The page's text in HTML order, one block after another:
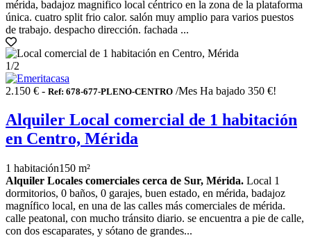
mérida, badajoz magnifico local céntrico en la zona de la plataforma
única. cuatro split frio calor. salón muy amplio para varios puestos
de trabajo. despacho dirección. fachada ...
1/2
2.150 € - Ref: 678-677-PLENO-CENTRO /Mes Ha bajado 350 €!
Alquiler Local comercial de 1 habitación
en Centro, Mérida
1 habitación150 m²
Alquiler Locales comerciales cerca de Sur, Mérida. Local 1
dormitorios, 0 baños, 0 garajes, buen estado, en mérida, badajoz
magnífico local, en una de las calles más comerciales de mérida.
calle peatonal, con mucho tránsito diario. se encuentra a pie de calle,
con dos escaparates, y sótano de grandes...